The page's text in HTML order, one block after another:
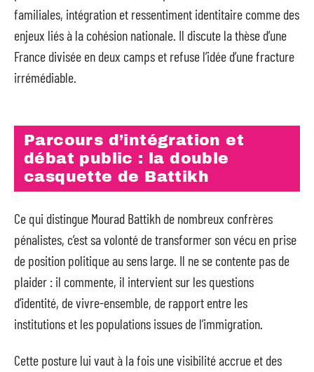
familiales, intégration et ressentiment identitaire comme des
enjeux liés à la cohésion nationale. Il discute la thèse d’une
France divisée en deux camps et refuse l’idée d’une fracture
irrémédiable.
Parcours d’intégration et
débat public : la double
casquette de Battikh
Ce qui distingue Mourad Battikh de nombreux confrères
pénalistes, c’est sa volonté de transformer son vécu en prise
de position politique au sens large. Il ne se contente pas de
plaider : il commente, il intervient sur les questions
d’identité, de vivre-ensemble, de rapport entre les
institutions et les populations issues de l’immigration.
Cette posture lui vaut à la fois une visibilité accrue et des